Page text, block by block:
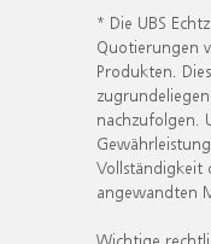
* Die UBS
Quotierungen
Produkten.
nachzufolgen.
Vollständigkeit
angewandten